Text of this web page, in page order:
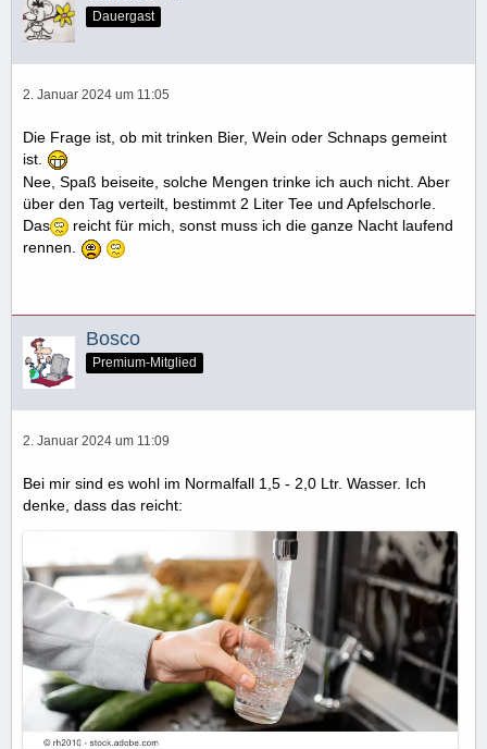
Dauergast
2. Januar 2024 um 11:05
Die Frage ist, ob mit trinken Bier, Wein oder Schnaps gemeint
ist.
Nee, Spaß beiseite, solche Mengen trinke ich auch nicht. Aber
über den Tag verteilt, bestimmt 2 Liter Tee und Apfelschorle.
Das
reicht für mich, sonst muss ich die ganze Nacht laufend
rennen.
Bosco
Premium-Mitglied
2. Januar 2024 um 11:09
Bei mir sind es wohl im Normalfall 1,5 - 2,0 Ltr. Wasser. Ich
denke, dass das reicht: